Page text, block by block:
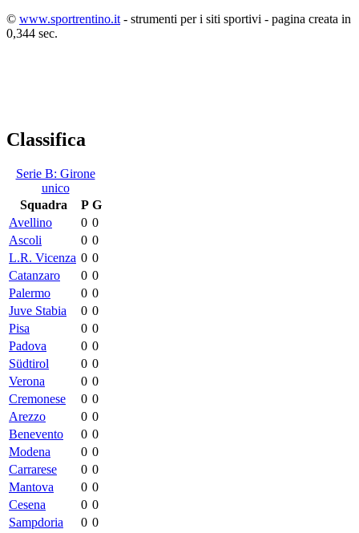
© www.sportrentino.it - strumenti per i siti sportivi - pagina creata in
0,344 sec.
Classifica
Serie B: Girone
unico
Squadra
P G
Avellino
0 0
Ascoli
0 0
L.R. Vicenza 0 0
Catanzaro
0 0
Palermo
0 0
Juve Stabia
0 0
Pisa
0 0
Padova
0 0
Südtirol
0 0
Verona
0 0
Cremonese
0 0
Arezzo
0 0
Benevento
0 0
Modena
0 0
Carrarese
0 0
Mantova
0 0
Cesena
0 0
Sampdoria
0 0